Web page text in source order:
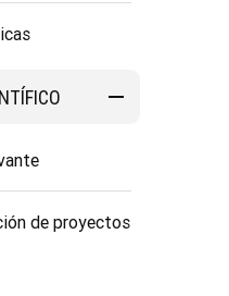
de proyectos